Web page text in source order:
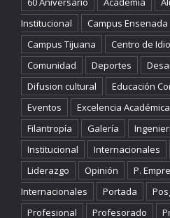
Institucional
Campus Ensenada
Campus Tijuana
Centro de
Comunidad
Deportes
Difusion cultural
Educación
Eventos
Excelencia Académica
Filantropía
Galería
Institucional
Internacionales
Liderazgo
Opinión P.
Internacionales
Portada
Profesional
Profesorado